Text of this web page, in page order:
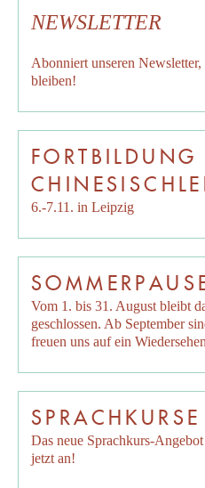
NEWSLETTER
Abonniert unseren Newsletter,
bleiben!
FORTBILDUNG
6.-7.11. in Leipzig
Vom 1. bis 31. August bleibt
geschlossen. Ab September
freuen uns auf ein
Das neue Sprachkurs-
jetzt an!